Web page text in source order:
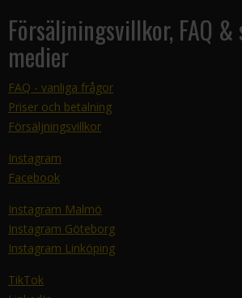
Försäljningsvillkor, FAQ &
medier
FAQ - vanliga frågor
Priser och betalning
Försäljningsvillkor
Instagram
Facebook
Instagram Malmö
Instagram Göteborg
Instagram Linköping
TikTok